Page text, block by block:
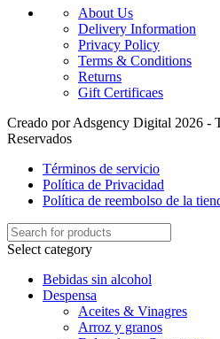
About Us
Delivery Information
Privacy Policy
Terms & Conditions
Returns
Gift Certificaes
Creado por Adsgency Digital 2026 -
Reservados
Términos de servicio
Política de Privacidad
Política de reembolso de la
Select category
Bebidas sin alcohol
Despensa
Aceites & Vinagres
Arroz y granos